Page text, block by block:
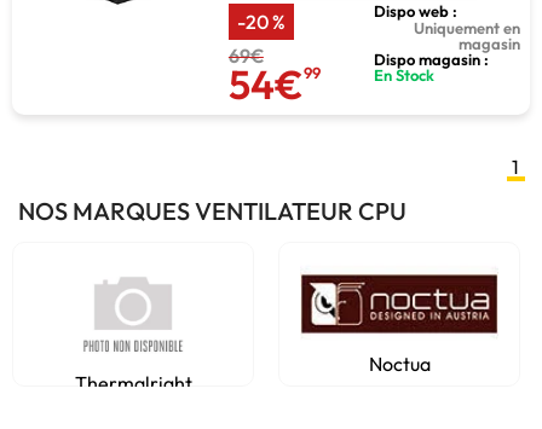
-20 %
69€
54€99
Dispo web :
Uniquement en
magasin
Dispo magasin :
En Stock
1
NOS MARQUES VENTILATEUR CPU
Thermalright
Noctua